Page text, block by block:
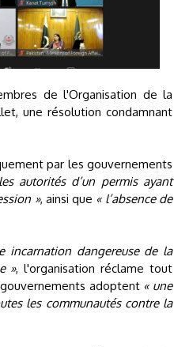
de l'Organisation de la
une résolution condamnant
par les gouvernements
autorités d’un permis ayant
», ainsi que « l’absence de
incarnation dangereuse de la
», l'organisation réclame tout
adoptent « une
les communautés contre la